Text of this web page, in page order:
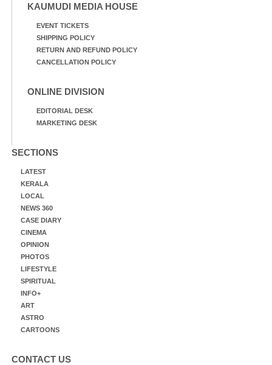
KAUMUDI MEDIA HOUSE
EVENT TICKETS
SHIPPING POLICY
RETURN AND REFUND POLICY
CANCELLATION POLICY
ONLINE DIVISION
EDITORIAL DESK
MARKETING DESK
SECTIONS
LATEST
KERALA
LOCAL
NEWS 360
CASE DIARY
CINEMA
OPINION
PHOTOS
LIFESTYLE
SPIRITUAL
INFO+
ART
ASTRO
CARTOONS
CONTACT US